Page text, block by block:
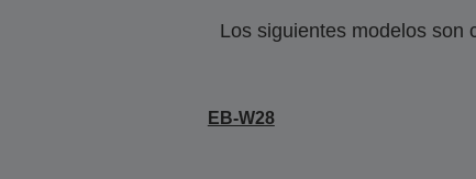
Los siguientes modelos son
EB-W28